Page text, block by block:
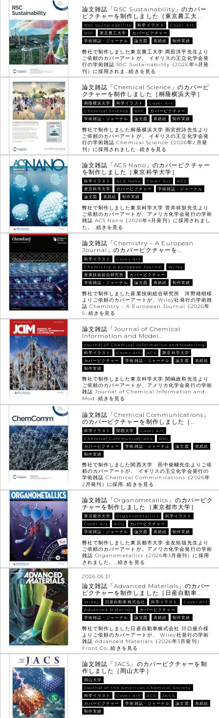
論文雑誌「RSC Sustainability」のカバー
ピクチャーを制作しました［東京農工大…
RSC Sustainability 科学イラスト
Cover Art
RSC
東京農工大学
カバーピクチャー
学術雑誌・ジャーナル
論文図 表紙絵 制作実績
弊社で制作しました東京農工大学 岡田洋平先生より
ご依頼のカバーアートが、 イギリスの王立化学会発
行の学術雑誌 RSC Sustainability（2026年4月発
刊）に採用されま…続きを見る
論文雑誌「Chemical Science」のカバーピ
クチャーを制作しました［桐蔭横浜大学］
桐蔭横浜大学 科学イラスト
Cover Art
Chemical Science
RSC
カバーピクチャー
学術雑誌・ジャーナル
論文図 表紙絵 制作実績
弊社で制作しました桐蔭横浜大学 雨宮想詩先生より
ご依頼のカバーアートが、 イギリスの王立化学会発
行の学術雑誌 Chemical Science（2026年2月発
刊）に採用されました… 続きを見る
論文雑誌「ACS Nano」のカバーピクチャー
を制作しました［東京科学大学］
科学イラスト ACS Nano Cover Art
ACS
東京科学大学
カバーピクチャー
学術雑誌・ジャーナル
論文図
表紙絵 制作実績
弊社で制作しました東京科学大学 菅井祥加先生より
ご依頼のカバーアートが、アメリカ化学会発行の学術
雑誌 ACS Nano（2026年4月発刊）に採用されまし
た。… 続きを見る
論文雑誌「Chemistry – A European
Journal」のカバーピクチャーを…
科学イラスト
Cover Art
Chemistry A European Journal
Wiley
産業技術総合研究所
カバーピクチャー
学術雑誌・ジャーナル
論文図 表紙絵 制作実績
弊社で制作しました産業技術総合研究所 河野雄樹様
よりご依頼のカバーアートが、Wiley社発行の学術雑
誌 Chemistry – A European Journal（2026年
5…続きを見る
論文雑誌「Journal of Chemical
Information and Model…
Journal of Chemical Information and Modeling
科学イラスト
Cover Art ACS
東京科学大学
カバーピクチャー
学術雑誌・ジャーナル 論文図
表紙絵
制作実績
弊社で制作しました東京科学大学 関嶋政和先生より
ご依頼のカバーアートが、アメリカ化学会発行の学術
雑誌 Journal of Chemical Information and
Mod…続きを見る
論文雑誌「Chemical Communications」
のカバーピクチャーを制作しました［…
科学イラスト 関西大学
Cover Art
Chemical Communications
RSC
カバーピクチャー
学術雑誌・ジャーナル 論文図
表紙絵
制作実績
弊社で制作しました関西大学 田中俊輔先生よりご依
頼のカバーアートが、 イギリスの王立化学会発行の
学術雑誌 Chemical Communications（2026年
2月発刊）に採用…続きを見る
論文雑誌「Organometallics」のカバーピク
チャーを制作しました［東京都市大学］
東京都市大学 Organometallics
科学イラスト
Cover Art
ACS
カバーピクチャー
学術雑誌・ジャーナル
論文図 表紙絵 制作実績
弊社で制作しました東京都市大学 金友拓哉先生より
ご依頼のカバーアートが、アメリカ化学会発行の学術
雑誌 Organometallics（2026年3月発刊）に採用
されました。…続きを見る
2026.05.31
論文雑誌「Advanced Materials」のカバー
ピクチャーを制作しました［日産自動車…
Wikey 日産自動車株式会社 科学イラスト
Cover Art
Advanced Materials
カバーピクチャー
学術雑誌・ジャーナル
論文図 表紙絵 制作実績
弊社で制作しました日産自動車株式会社 川口俊介様
よりご依頼のカバーアートが、 Wiley社発行の学術
雑誌 Advanced Materials（2026年3月発刊）
Front Co…続きを見る
論文雑誌「JACS」のカバーピクチャーを制
作しました［岡山大学］
岡山大学
Journal of the American Chemical Society
科学イラスト
Cover Art ACS
JACS
カバーピクチャー
学術雑誌・ジャーナル 論文図
表紙絵
制作実績